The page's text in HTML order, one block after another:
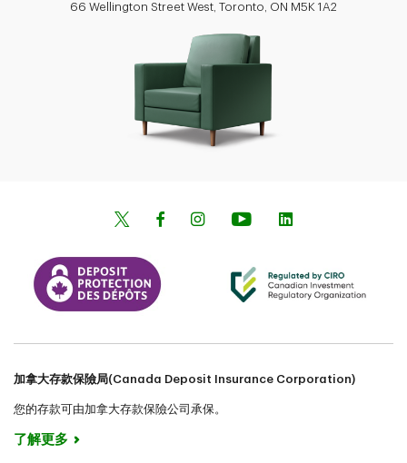
66 Wellington Street West, Toronto, ON M5K 1A2
加拿大存款保險局(Canada Deposit Insurance Corporation)
您的存款可由加拿大存款保險公司承保。
了解更多